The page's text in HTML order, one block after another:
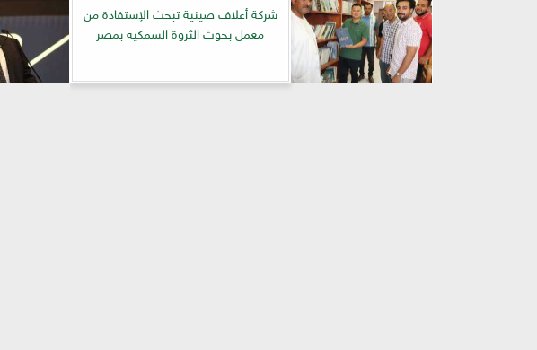
شركة أعلاف صينية تبحث الإستفادة من
معمل بحوث الثروة السمكية بمصر